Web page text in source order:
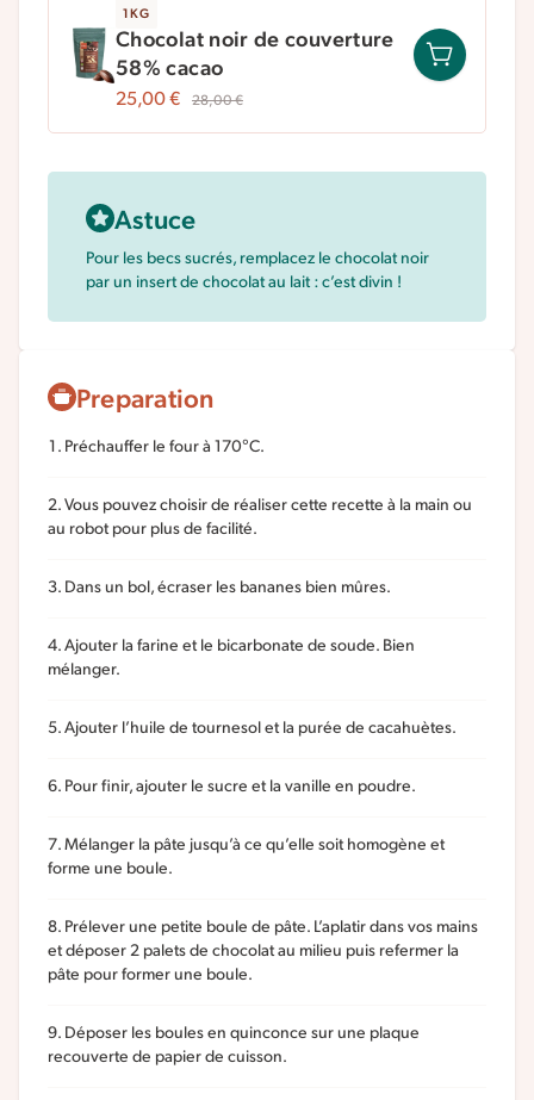
1KG
Chocolat noir de couverture
58% cacao
25,00€ 28,00€
Astuce
Pour les becs sucrés, remplacez le chocolat noir
par un insert de chocolat au lait : c’est divin !
Preparation
Préchauffer le four à 170°C.
Vous pouvez choisir de réaliser cette recette à la main ou
au robot pour plus de facilité.
Dans un bol, écraser les bananes bien mûres.
Ajouter la farine et le bicarbonate de soude. Bien
mélanger.
Ajouter l’huile de tournesol et la purée de cacahuètes.
Pour finir, ajouter le sucre et la vanille en poudre.
Mélanger la pâte jusqu’à ce qu’elle soit homogène et
forme une boule.
Prélever une petite boule de pâte. L’aplatir dans vos mains
et déposer 2 palets de chocolat au milieu puis refermer la
pâte pour former une boule.
Déposer les boules en quinconce sur une plaque
recouverte de papier de cuisson.